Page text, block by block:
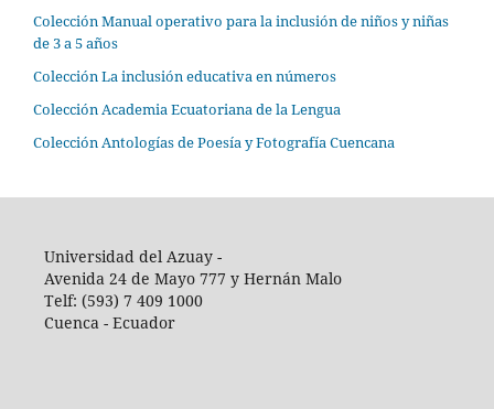
Colección Manual operativo para la inclusión de niños y niñas
de 3 a 5 años
Colección La inclusión educativa en números
Colección Academia Ecuatoriana de la Lengua
Colección Antologías de Poesía y Fotografía Cuencana
Universidad del Azuay -
Avenida 24 de Mayo 777 y Hernán Malo
Telf: (593) 7 409 1000
Cuenca - Ecuador